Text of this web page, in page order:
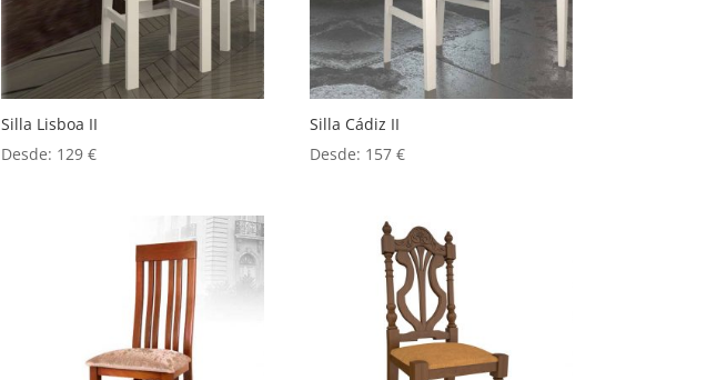
Silla Lisboa II
Desde: 129€
Silla Cádiz II
Desde: 157€